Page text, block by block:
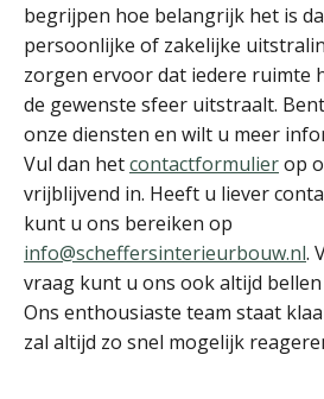
begrijpen hoe belangrijk het is
persoonlijke of zakelijke
zorgen ervoor dat iedere ruimte
de gewenste sfeer uitstraalt.
onze diensten en wilt u meer
Vul dan hetcontactformulierop
vrijblijvend in. Heeft u liever
kunt u ons bereiken op
info@scheffersinterieurbouw.nl.
vraag kunt u ons ook altijd bellen
Ons enthousiaste team staat
zal altijd zo snel mogelijk